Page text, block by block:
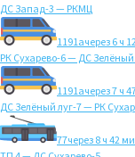
ДС Запад-3 — РКМЦ
1191ачерез 6 ч
РК Сухарево-6 — ДС Зелёный
1191ачерез 7 ч
ДС Зелёный луг-7 — РК
77через 8 ч 42